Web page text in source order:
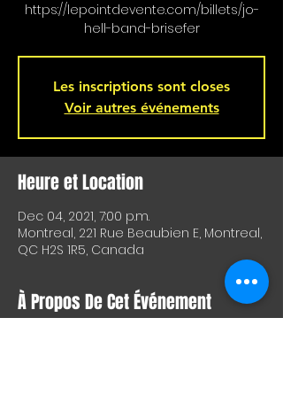
https://lepointdevente.com/billets/jo-
hell-band-brisefer
Les inscriptions sont closes
Voir autres événements
Heure et Location
Dec 04, 2021, 7:00 p.m.
Montreal, 221 Rue Beaubien E, Montreal,
QC H2S 1R5, Canada
À Propos De Cet Événement